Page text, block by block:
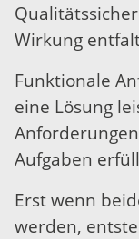
Wirkung
Funktionale
eine Lösung
Aufgaben
Erst wenn
werden,